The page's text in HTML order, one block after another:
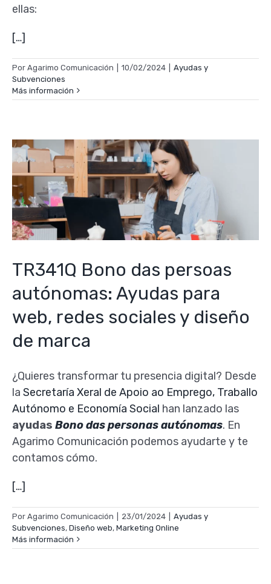
ellas:
[…]
Por Agarimo Comunicación 10/02/2024
Ayudas y
Subvenciones
Más información
TR341Q Bono das persoas
autónomas: Ayudas para
web, redes sociales y diseño
de marca
¿Quieres transformar tu presencia digital? Desde
la Secretaría Xeral de Apoio ao Emprego, Traballo
Autónomo e Economía Social han lanzado las
ayudas Bono das personas autónomas. En
Agarimo Comunicación podemos ayudarte y te
contamos cómo.
[…]
Por Agarimo Comunicación 23/01/2024
Ayudas y
Subvenciones, Diseño web, Marketing Online
Más información